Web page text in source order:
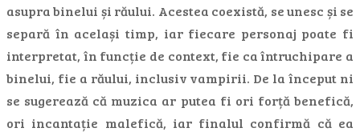
asupra binelui și răului. Acestea coexistă, se unesc și se
separă în același timp, iar fiecare personaj poate fi
interpretat, în funcție de context, fie ca întruchipare a
binelui, fie a răului, inclusiv vampirii. De la început ni
se sugerează că muzica ar putea fi ori forță benefică,
ori incantație malefică, iar finalul confirmă că ea